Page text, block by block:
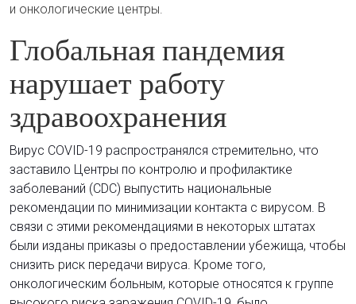
и онкологические центры.
Глобальная пандемия
нарушает работу
здравоохранения
Вирус COVID-19 распространялся стремительно, что
заставило Центры по контролю и профилактике
заболеваний (CDC) выпустить национальные
рекомендации по минимизации контакта с вирусом. В
связи с этими рекомендациями в некоторых штатах
были изданы приказы о предоставлении убежища, чтобы
снизить риск передачи вируса. Кроме того,
онкологическим больным, которые относятся к группе